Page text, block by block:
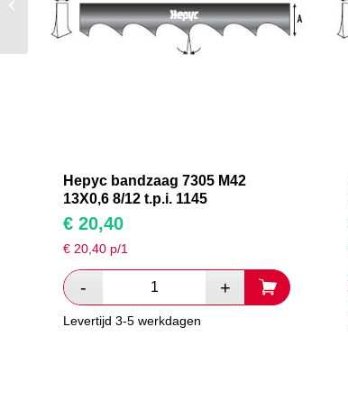
Hepyc bandzaag 7305 M42
13X0,6 8/12 t.p.i. 1145
€ 20,40
€ 20,40 p/1
Levertijd 3-5 werkdagen
M42 13X0,6 8/12 t.p.i.
1720